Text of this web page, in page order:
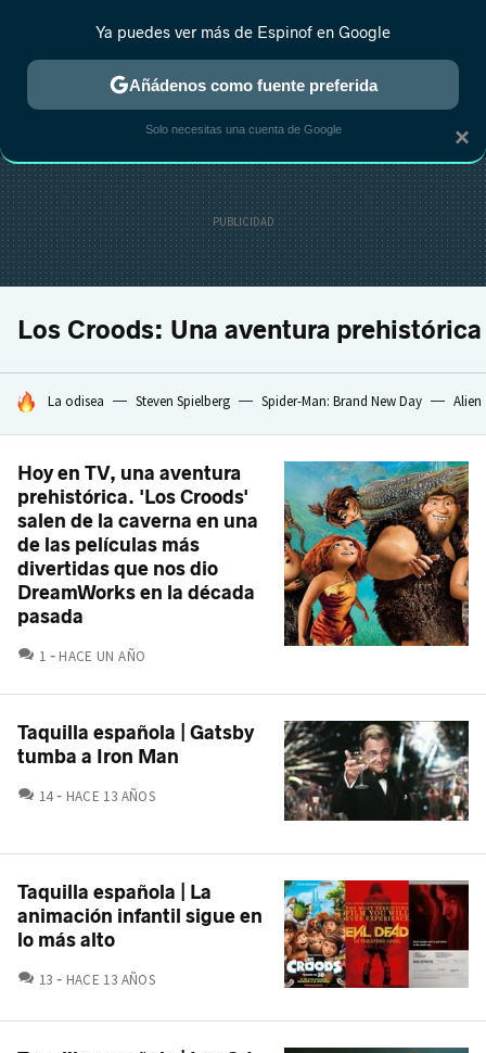
MENÚ NUEVO
ESTRENOS REALITY ANIME RANKINGS CINE
Los Croods: Una aventura prehistórica
HOY SE HABLA DE
La odisea Steven Spielberg Spider-Man: Brand New Day Alien
Hoy en TV, una aventura
prehistórica. 'Los Croods'
salen de la caverna en una
de las películas más
divertidas que nos dio
DreamWorks en la década
pasada
1 COMENTARIOS
HACE UN AÑO
Taquilla española | Gatsby
tumba a Iron Man
14 COMENTARIOS
HACE 13 AÑOS
Taquilla española | La
animación infantil sigue en
lo más alto
13 COMENTARIOS
HACE 13 AÑOS
×
Ya puedes ver más de Espinof en Google
Añádenos como fuente preferida
Solo necesitas una cuenta de Google